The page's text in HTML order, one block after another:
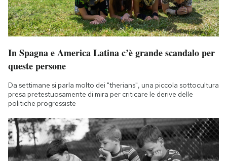
In Spagna e America Latina c’è grande scandalo per
queste persone
Da settimane si parla molto dei "therians", una piccola sottocultura
presa pretestuosamente di mira per criticare le derive delle
politiche progressiste